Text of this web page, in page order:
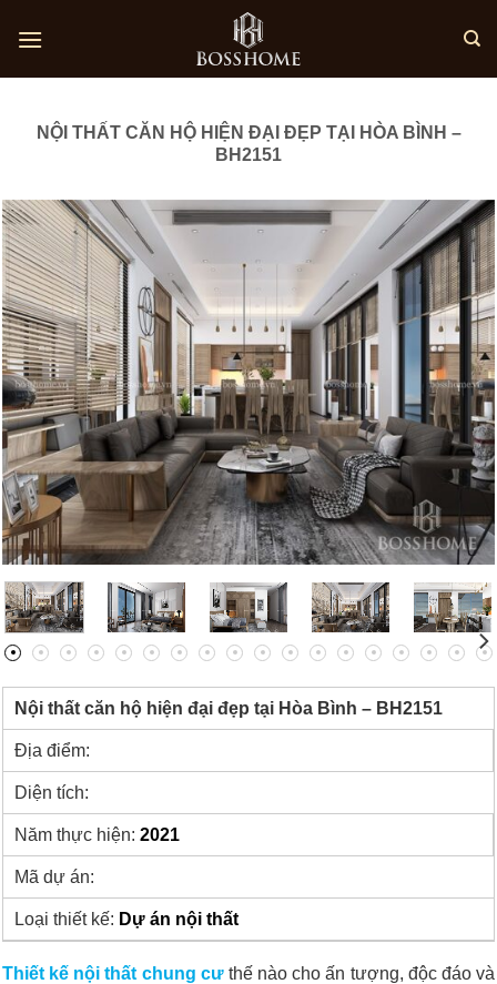
NỘI THẤT CĂN HỘ HIỆN ĐẠI ĐẸP TẠI HÒA BÌNH –
BH2151
Nội thất căn hộ hiện đại đẹp tại Hòa Bình – BH2151
Địa điểm:
Diện tích:
Năm thực hiện: 2021
Mã dự án:
Loại thiết kế: Dự án nội thất
Thiết kế nội thất chung cưthế nào cho ấn tượng, độc đáo và